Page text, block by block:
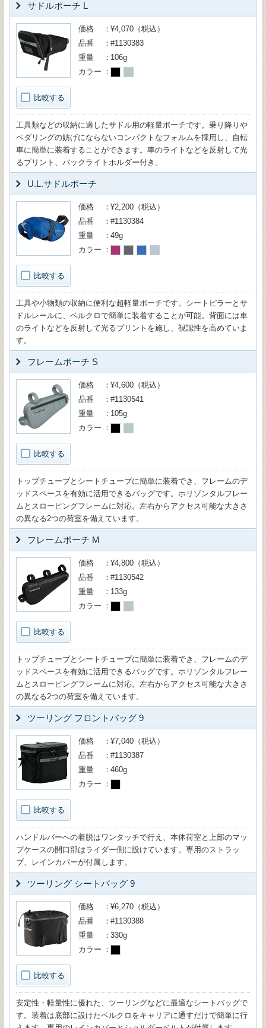
サドルポーチ L
比較する
価格
¥4,070（税込）
品番
#1130383
重量
106g
カラー
工具類などの収納に適したサドル用の軽量ポーチです。乗り降りや
ペダリングの妨げにならないコンパクトなフォルムを採用し、自転
車に簡単に装着することができます。車のライトなどを反射して光
るプリント、バックライトホルダー付き。
U.L.サドルポーチ
比較する
価格
¥2,200（税込）
品番
#1130384
重量
49g
カラー
工具や小物類の収納に便利な超軽量ポーチです。シートピラーとサ
ドルレールに、ベルクロで簡単に装着することが可能。背面には車
のライトなどを反射して光るプリントを施し、視認性を高めていま
す。
フレームポーチ S
比較する
価格
¥4,600（税込）
品番
#1130541
重量
105g
カラー
トップチューブとシートチューブに簡単に装着でき、フレームのデ
ッドスペースを有効に活用できるバッグです。ホリゾンタルフレー
ムとスローピングフレームに対応。左右からアクセス可能な大きさ
の異なる2つの荷室を備えています。
フレームポーチ M
比較する
価格
¥4,800（税込）
品番
#1130542
重量
133g
カラー
トップチューブとシートチューブに簡単に装着でき、フレームのデ
ッドスペースを有効に活用できるバッグです。ホリゾンタルフレー
ムとスローピングフレームに対応。左右からアクセス可能な大きさ
の異なる2つの荷室を備えています。
ツーリング フロントバッグ 9
比較する
価格
¥7,040（税込）
品番
#1130387
重量
460g
カラー
ハンドルバーへの着脱はワンタッチで行え、本体荷室と上部のマッ
プケースの開口部はライダー側に設けています。専用のストラッ
プ、レインカバーが付属します。
ツーリング シートバッグ 9
比較する
価格
¥6,270（税込）
品番
#1130388
重量
330g
カラー
安定性・軽量性に優れた、ツーリングなどに最適なシートバッグで
す。装着は底部に設けたベルクロをキャリアに通すだけで簡単に行